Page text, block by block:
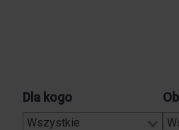
Wszystkie
Dla kogo